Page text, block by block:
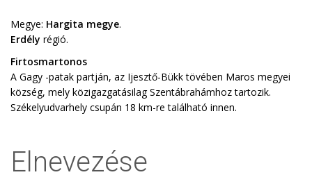
Megye: Hargita megye.
Erdély régió.
Firtosmartonos
A Gagy -patak partján, az Ijesztő-Bükk tövében Maros megyei
község, mely közigazgatásilag Szentábrahámhoz tartozik.
Székelyudvarhely csupán 18 km-re található innen.
Elnevezése